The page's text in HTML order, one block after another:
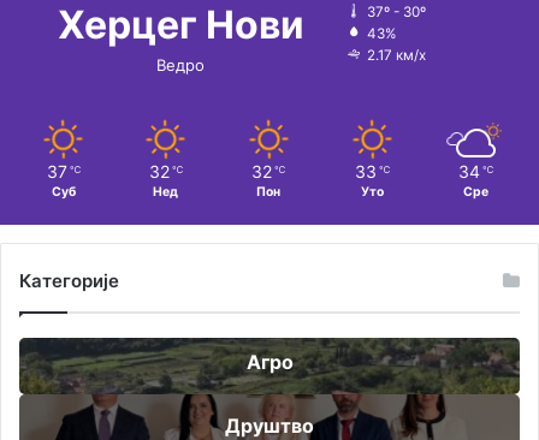
Херцег Нови
Ведро
37º - 30º
43%
2.17 км/х
37 ℃
Суб
32 ℃
Нед
32 ℃
Пон
33 ℃
Уто
34 ℃
Сре
Категорије
Агро
Друштво